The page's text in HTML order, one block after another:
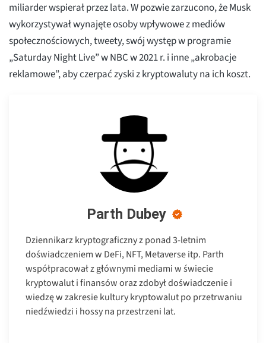
miliarder wspierał przez lata. W pozwie zarzucono, że Musk
wykorzystywał wynajęte osoby wpływowe z mediów
społecznościowych, tweety, swój występ w programie
„Saturday Night Live” w NBC w 2021 r. i inne „akrobacje
reklamowe”, aby czerpać zyski z kryptowaluty na ich koszt.
Parth Dubey
Dziennikarz kryptograficzny z ponad 3-letnim
doświadczeniem w DeFi, NFT, Metaverse itp. Parth
współpracował z głównymi mediami w świecie
kryptowalut i finansów oraz zdobył doświadczenie i
wiedzę w zakresie kultury kryptowalut po przetrwaniu
niedźwiedzi i hossy na przestrzeni lat.